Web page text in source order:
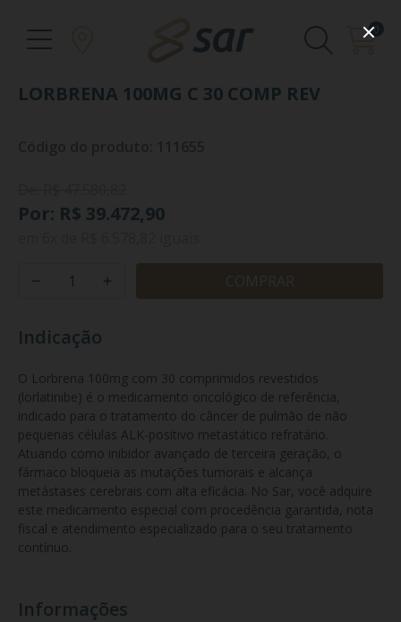
0
LORBRENA 100MG C 30 COMP REV
Por: R$ 39.472,90
Indicação
O Lorbrena 100mg com 30 comprimidos revestidos
(lorlatinibe) é o medicamento oncológico de referência,
indicado para o tratamento do câncer de pulmão de não
pequenas células ALK-positivo metastático refratário.
Atuando como inibidor avançado de terceira geração, o
fármaco bloqueia as mutações tumorais e alcança
metástases cerebrais com alta eficácia. No Sar, você adquire
este medicamento especial com procedência garantida, nota
fiscal e atendimento especializado para o seu tratamento
contínuo.
Informações